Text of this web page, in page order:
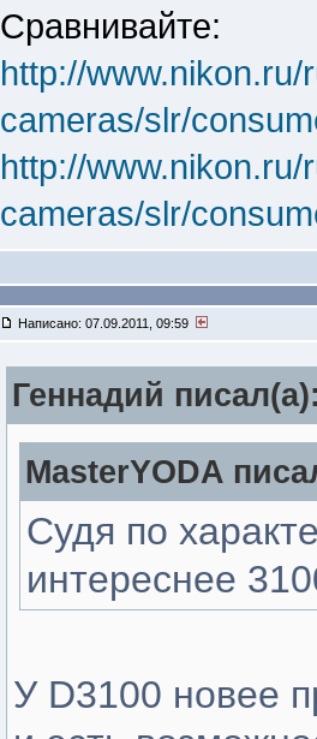
Сравнивайте:
http://
cameras/slr/
http://
cameras/slr/
Написано: 07.09.2011, 09:59
Геннадий
MasterYODA
Судя по
интереснее
У D3100 новее